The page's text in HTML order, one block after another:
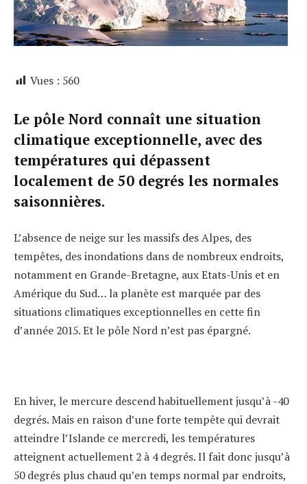
Vues : 560
Le pôle Nord connaît une situation
climatique exceptionnelle, avec des
températures qui dépassent
localement de 50 degrés les normales
saisonnières.
L’absence de neige sur les massifs des Alpes, des
tempêtes, des inondations dans de nombreux endroits,
notamment en Grande-Bretagne, aux Etats-Unis et en
Amérique du Sud… la planète est marquée par des
situations climatiques exceptionnelles en cette fin
d’année 2015. Et le pôle Nord n’est pas épargné.
En hiver, le mercure descend habituellement jusqu’à -40
degrés. Mais en raison d’une forte tempête qui devrait
atteindre l’Islande ce mercredi, les températures
atteignent actuellement 2 à 4 degrés. Il fait donc jusqu’à
50 degrés plus chaud qu’en temps normal par endroits,